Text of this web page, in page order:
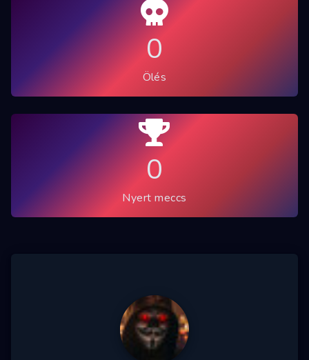
Facebook
0
Ölés
0
Nyert meccs